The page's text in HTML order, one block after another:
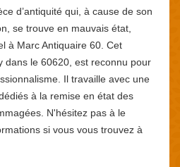
d’antiquité qui, à cause de son
se trouve en mauvais état,
à Marc Antiquaire 60. Cet
dans le 60620, est reconnu pour
Il travaille avec une
à la remise en état des
N'hésitez pas à le
si vous vous trouvez à